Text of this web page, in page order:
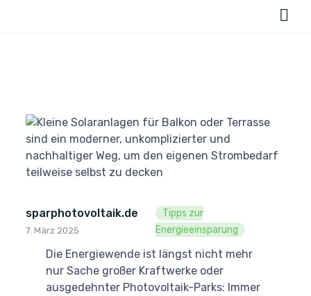
sparphotovoltaik.de
7. März 2025
Tipps zur
Energieeinsparung
Die Energiewende ist längst nicht mehr
nur Sache großer Kraftwerke oder
ausgedehnter Photovoltaik-Parks: Immer